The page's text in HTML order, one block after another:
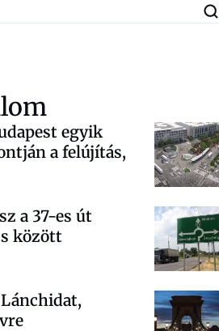
egyik
a felújítás,
a 37-es út
között